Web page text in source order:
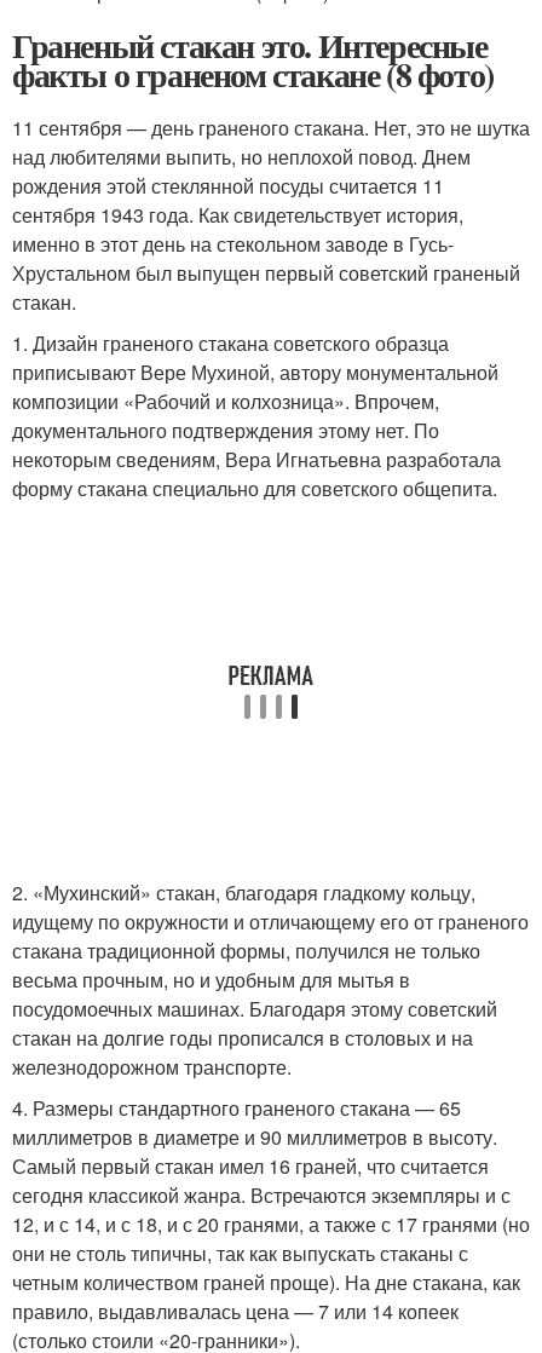
Граненый стакан это. Интересные
факты о граненом стакане (8 фото)
11 сентября — день граненого стакана. Нет, это не шутка
над любителями выпить, но неплохой повод. Днем
рождения этой стеклянной посуды считается 11
сентября 1943 года. Как свидетельствует история,
именно в этот день на стекольном заводе в Гусь-
Хрустальном был выпущен первый советский граненый
стакан.
1. Дизайн граненого стакана советского образца
приписывают Вере Мухиной, автору монументальной
композиции «Рабочий и колхозница». Впрочем,
документального подтверждения этому нет. По
некоторым сведениям, Вера Игнатьевна разработала
форму стакана специально для советского общепита.
2. «Мухинский» стакан, благодаря гладкому кольцу,
идущему по окружности и отличающему его от граненого
стакана традиционной формы, получился не только
весьма прочным, но и удобным для мытья в
посудомоечных машинах. Благодаря этому советский
стакан на долгие годы прописался в столовых и на
железнодорожном транспорте.
4. Размеры стандартного граненого стакана — 65
миллиметров в диаметре и 90 миллиметров в высоту.
Самый первый стакан имел 16 граней, что считается
сегодня классикой жанра. Встречаются экземпляры и с
12, и с 14, и с 18, и с 20 гранями, а также с 17 гранями (но
они не столь типичны, так как выпускать стаканы с
четным количеством граней проще). На дне стакана, как
правило, выдавливалась цена — 7 или 14 копеек
(столько стоили «20-гранники»).